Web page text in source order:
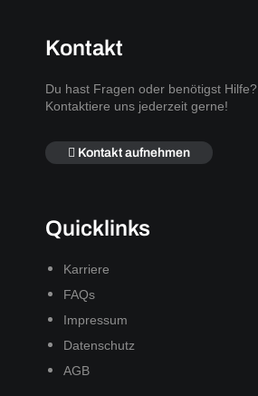
Kontakt
Du hast Fragen oder benötigst Hilfe?
Kontaktiere uns jederzeit gerne!
Kontakt aufnehmen
Quicklinks
Karriere
FAQs
Impressum
Datenschutz
AGB